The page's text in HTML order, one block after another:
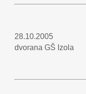
28.10.2005
dvorana GŠ Izola